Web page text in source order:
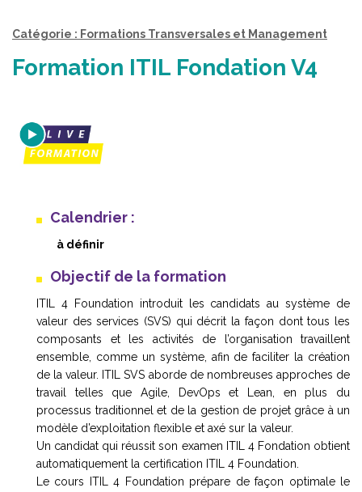
Catégorie : Formations Transversales et Management
Formation ITIL Fondation V4
Calendrier :
à définir
Objectif de la formation
ITIL 4 Foundation introduit les candidats au système de
valeur des services (SVS) qui décrit la façon dont tous les
composants et les activités de l’organisation travaillent
ensemble, comme un système, afin de faciliter la création
de la valeur. ITIL SVS aborde de nombreuses approches de
travail telles que Agile, DevOps et Lean, en plus du
processus traditionnel et de la gestion de projet grâce à un
modèle d’exploitation flexible et axé sur la valeur.
Un candidat qui réussit son examen ITIL 4 Fondation obtient
automatiquement la certification ITIL 4 Foundation.
Le cours ITIL 4 Foundation prépare de façon optimale le